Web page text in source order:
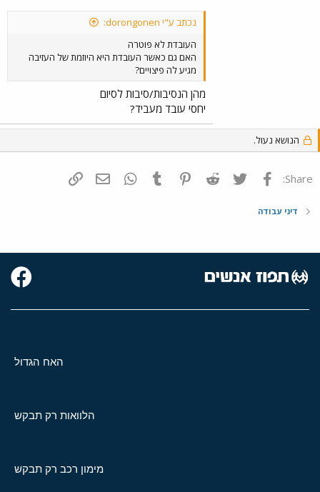
נכתב ע"י dorongonen:
העובדת לא פוטרה
האם גם כאשר העובדת היא היוזמת של העזיבה
מגיע לה פיצויים?
מהן הנסיבות/סיבות לסיום
יחסי עובד מעביד?
הנושא נעול.
Share: פייסבוק Twitter
Reddit
Pinterest
Tumblr
WhatsAppדואר אלקטרוני
דיני עבודה
האח הגדול
הלוואות רק תבקש
מימון רכב רק תבקש